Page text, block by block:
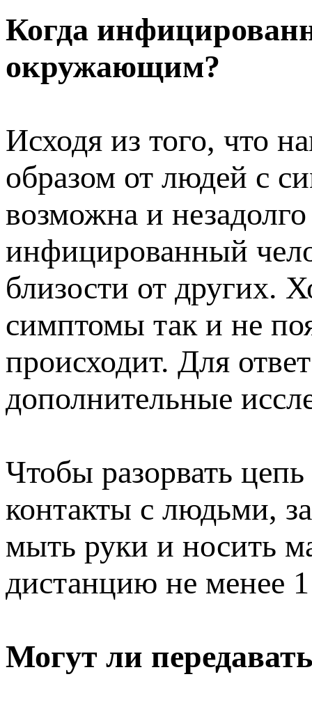
Когда
окружающим?
Исходя из того, что
образом от людей с
возможна и
инфицированный
близости от других.
симптомы так и не
происходит. Для
дополнительные
Чтобы разорвать
контакты с людьми,
мыть руки и носить
дистанцию не менее
Могут ли